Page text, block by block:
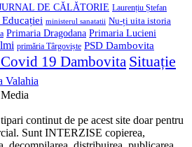
DE CĂLĂTORIE Laurențiu Ștefan
ministerul sanatatii Nu-ți uita istoria
Primaria Dragodana Primaria Lucieni
primăria Târgoviște PSD Dambovita
19 Dambovita Situație
Valahia
continut de pe acest site doar pentru
Sunt INTERZISE copierea,